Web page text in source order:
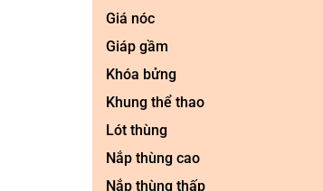
Giá nóc
Giáp gầm
Khóa bửng
Khung thể thao
Lót thùng
Nắp thùng cao
Nắp thùng thấp